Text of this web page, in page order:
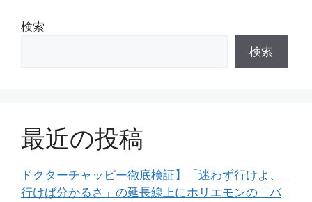
検索
検索
最近の投稿
ドクターチャッピー徹底検証】「迷わず行けよ、
行けば分かるさ」の延長線上にホリエモンの「バ